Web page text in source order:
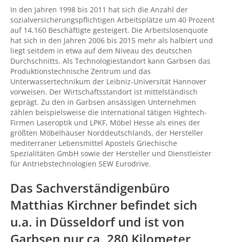
In den Jahren 1998 bis 2011 hat sich die Anzahl der
sozialversicherungspflichtigen Arbeitsplätze um 40 Prozent
auf 14.160 Beschäftigte gesteigert. Die Arbeitslosenquote
hat sich in den Jahren 2006 bis 2015 mehr als halbiert und
liegt seitdem in etwa auf dem Niveau des deutschen
Durchschnitts. Als Technologiestandort kann Garbsen das
Produktionstechnische Zentrum und das
Unterwassertechnikum der Leibniz-Universität Hannover
vorweisen. Der Wirtschaftsstandort ist mittelständisch
geprägt. Zu den in Garbsen ansässigen Unternehmen
zählen beispielsweise die international tätigen Hightech-
Firmen Laseroptik und LPKF, Möbel Hesse als eines der
größten Möbelhäuser Norddeutschlands, der Hersteller
mediterraner Lebensmittel Apostels Griechische
Spezialitäten GmbH sowie der Hersteller und Dienstleister
für Antriebstechnologien SEW Eurodrive.
Das Sachverständigenbüro
Matthias Kirchner befindet sich
u.a. in Düsseldorf und ist von
Garbsen nur ca. 280 Kilometer